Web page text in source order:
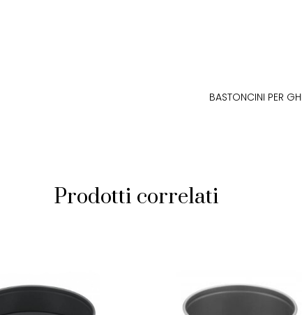
BASTONCINI PER
Prodotti correlati